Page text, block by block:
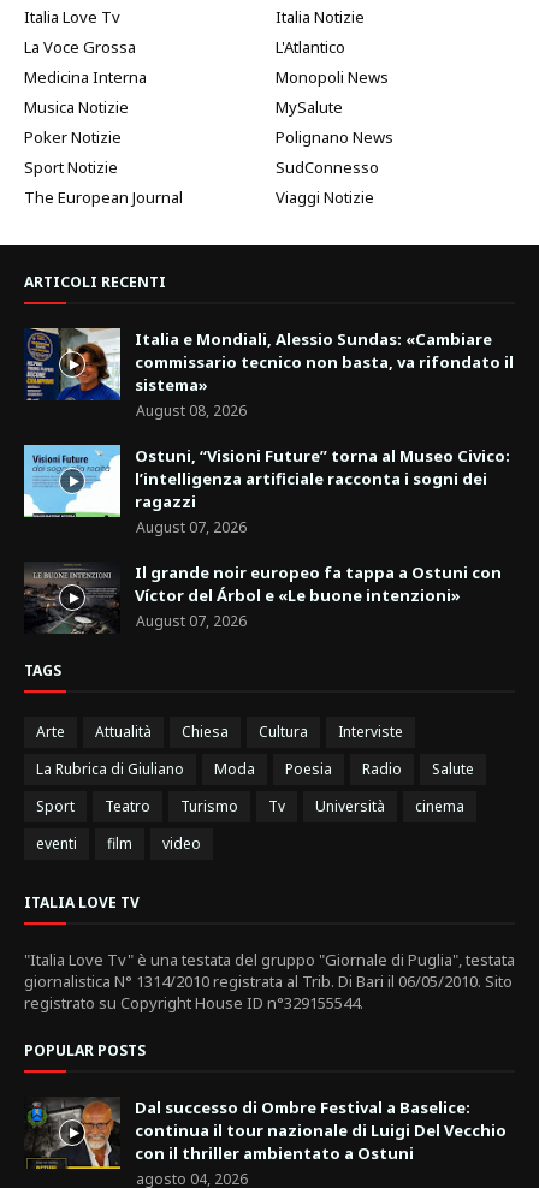
Italia Love Tv
Italia Notizie
La Voce Grossa
L'Atlantico
Medicina Interna
Monopoli News
Musica Notizie
MySalute
Poker Notizie
Polignano News
Sport Notizie
SudConnesso
The European Journal
Viaggi Notizie
ARTICOLI RECENTI
Italia e Mondiali, Alessio Sundas: «Cambiare
commissario tecnico non basta, va rifondato il
sistema»
August 08, 2026
Ostuni, “Visioni Future” torna al Museo Civico:
l’intelligenza artificiale racconta i sogni dei
ragazzi
August 07, 2026
Il grande noir europeo fa tappa a Ostuni con
Víctor del Árbol e «Le buone intenzioni»
August 07, 2026
TAGS
Arte Attualità Chiesa Cultura
Interviste
La Rubrica di Giuliano
Moda Poesia Radio
Salute
Sport
Teatro Turismo Tv Università
cinema
eventi
film video
ITALIA LOVE TV
"Italia Love Tv" è una testata del gruppo "Giornale di Puglia", testata
giornalistica N° 1314/2010 registrata al Trib. Di Bari il 06/05/2010. Sito
registrato su Copyright House ID n°329155544.
POPULAR POSTS
Dal successo di Ombre Festival a Baselice:
continua il tour nazionale di Luigi Del Vecchio
con il thriller ambientato a Ostuni
agosto 04, 2026